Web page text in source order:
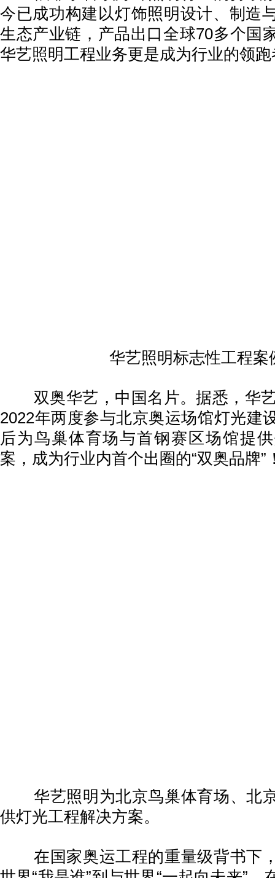
今已成功构建以灯饰照明设计、制造
生态产业链，产品出口全球70多个国
华艺照明工程业务更是成为行业的领跑
华艺照明标志性工程案
双奥华艺，中国名片。据悉，华艺
2022年两度参与北京奥运场馆灯光建
后为鸟巢体育场与首钢赛区场馆提
案，成为行业内首个出圈的“双奥品牌”
华艺照明为北京鸟巢体育场、北
供灯光工程解决方案。
在国家奥运工程的重量级背书下